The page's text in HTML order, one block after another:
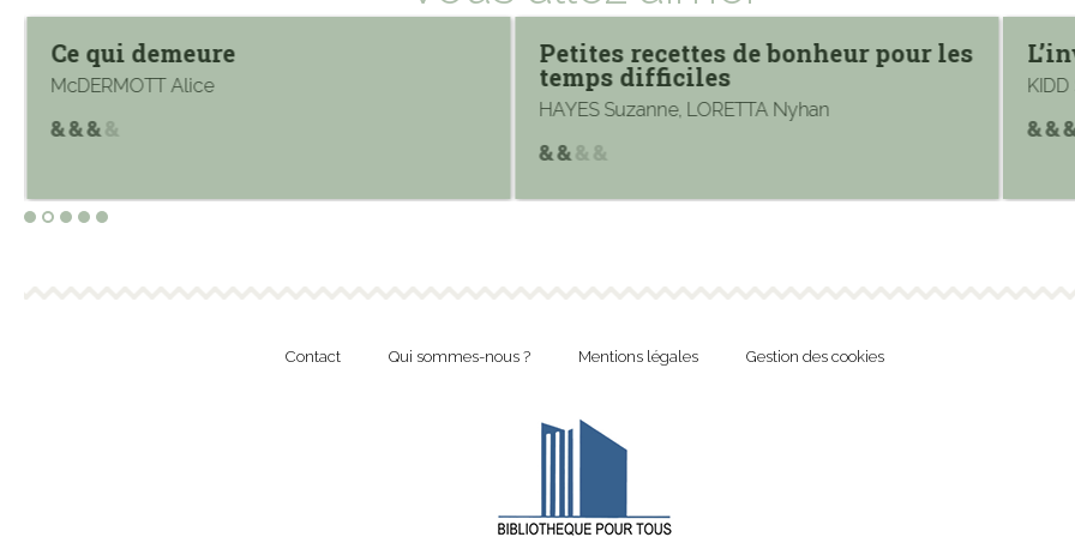
Ce qui demeure
McDERMOTT Alice
Petites recettes de bonheur pour les
temps difficiles
HAYES Suzanne, LORETTA Nyhan
KIDD
Contact Qui sommes-nous ? Mentions légales Gestion des cookies